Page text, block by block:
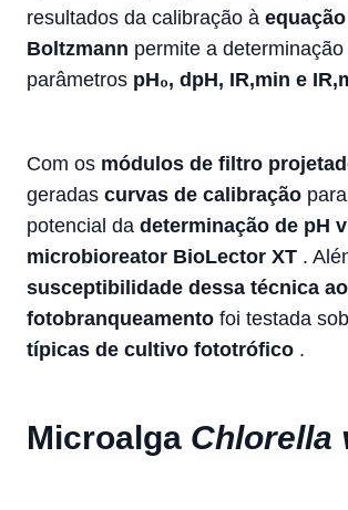
resultados da calibração à
Boltzmann permite a determinação
parâmetros pH₀, dpH, IR,min e
Com os módulos de filtro
geradas curvas de calibração
potencial da determinação de pH
microbioreator BioLector XT .
susceptibilidade dessa técnica ao
fotobranqueamento foi testada sob
típicas de cultivo fototrófico .
Microalga Chlorella